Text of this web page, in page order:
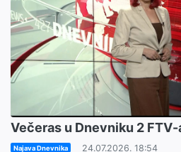
Večeras u Dnevniku 2
Najava Dnevnika 24.07.2026. 18:54